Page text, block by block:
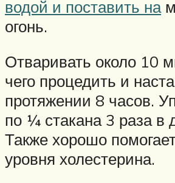
водой и поставить на
огонь.
Отваривать около 10
чего процедить и
протяжении 8 часов.
по ¼ стакана 3 раза в
Также хорошо
уровня холестерина.